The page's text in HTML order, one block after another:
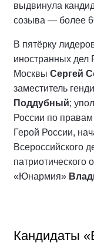
выдвинула
созыва — более
В пятёрку
иностранных дел
Москвы Сергей
заместитель
Поддубный;
России по
Герой России,
Всероссийского
патриотического
«Юнармия»
Кандидаты